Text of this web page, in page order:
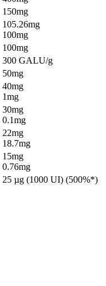
150mg
105.26mg
100mg
100mg
300 GALU/g
50mg
40mg
1mg
30mg
0.1mg
22mg
18.7mg
15mg
0.76mg
25 µg (1000 UI) (500%*)